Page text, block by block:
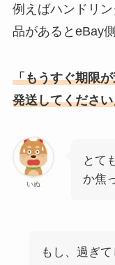
例えばハンドリ
品があるとeBay
「もうすぐ期限
発送してくださ
いぬ
とて
か焦
もし、過ぎ